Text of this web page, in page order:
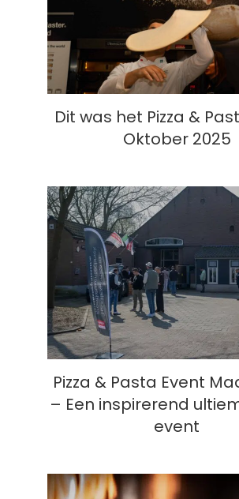
Oktober 2025
Dit was het Pizza &
Oktober 2025
Pizza & Pasta Event
Een inspirerend ultiem
event
Pizza & Pasta Event
– Een inspirerend
event